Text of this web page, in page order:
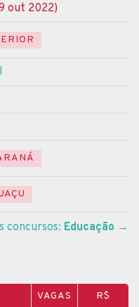
out 2022)
concursos: Educação →
VAGAS R$